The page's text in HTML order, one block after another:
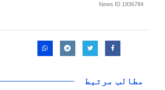
News ID 1936784
مطالب مرتبط